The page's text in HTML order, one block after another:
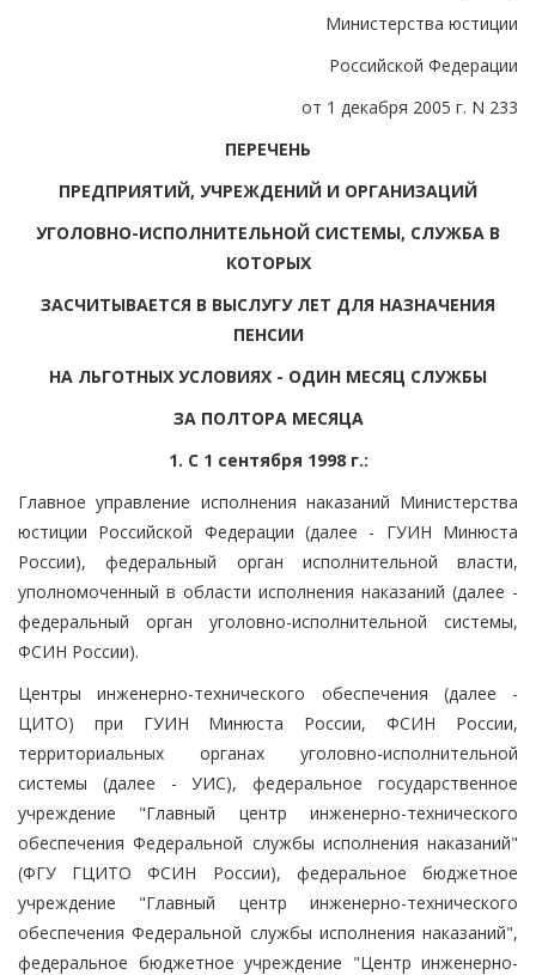
Министерства юстиции
Российской Федерации
от 1 декабря 2005 г. N 233
ПЕРЕЧЕНЬ
ПРЕДПРИЯТИЙ, УЧРЕЖДЕНИЙ И ОРГАНИЗАЦИЙ
УГОЛОВНО-ИСПОЛНИТЕЛЬНОЙ СИСТЕМЫ, СЛУЖБА В
КОТОРЫХ
ЗАСЧИТЫВАЕТСЯ В ВЫСЛУГУ ЛЕТ ДЛЯ НАЗНАЧЕНИЯ
ПЕНСИИ
НА ЛЬГОТНЫХ УСЛОВИЯХ - ОДИН МЕСЯЦ СЛУЖБЫ
ЗА ПОЛТОРА МЕСЯЦА
1. С 1 сентября 1998 г.:
Главное управление исполнения наказаний Министерства
юстиции Российской Федерации (далее - ГУИН Минюста
России), федеральный орган исполнительной власти,
уполномоченный в области исполнения наказаний (далее -
федеральный орган уголовно-исполнительной системы,
ФСИН России).
Центры инженерно-технического обеспечения (далее -
ЦИТО) при ГУИН Минюста России, ФСИН России,
территориальных органах уголовно-исполнительной
системы (далее - УИС), федеральное государственное
учреждение "Главный центр инженерно-технического
обеспечения Федеральной службы исполнения наказаний"
(ФГУ ГЦИТО ФСИН России), федеральное бюджетное
учреждение "Главный центр инженерно-технического
обеспечения Федеральной службы исполнения наказаний",
федеральное бюджетное учреждение "Центр инженерно-